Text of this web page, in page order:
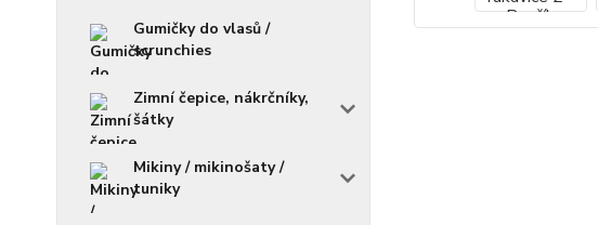
Gumičky do vlasů /
scrunchies
Zimní čepice, nákrčníky,
šátky
Mikiny / mikinošaty /
tuniky